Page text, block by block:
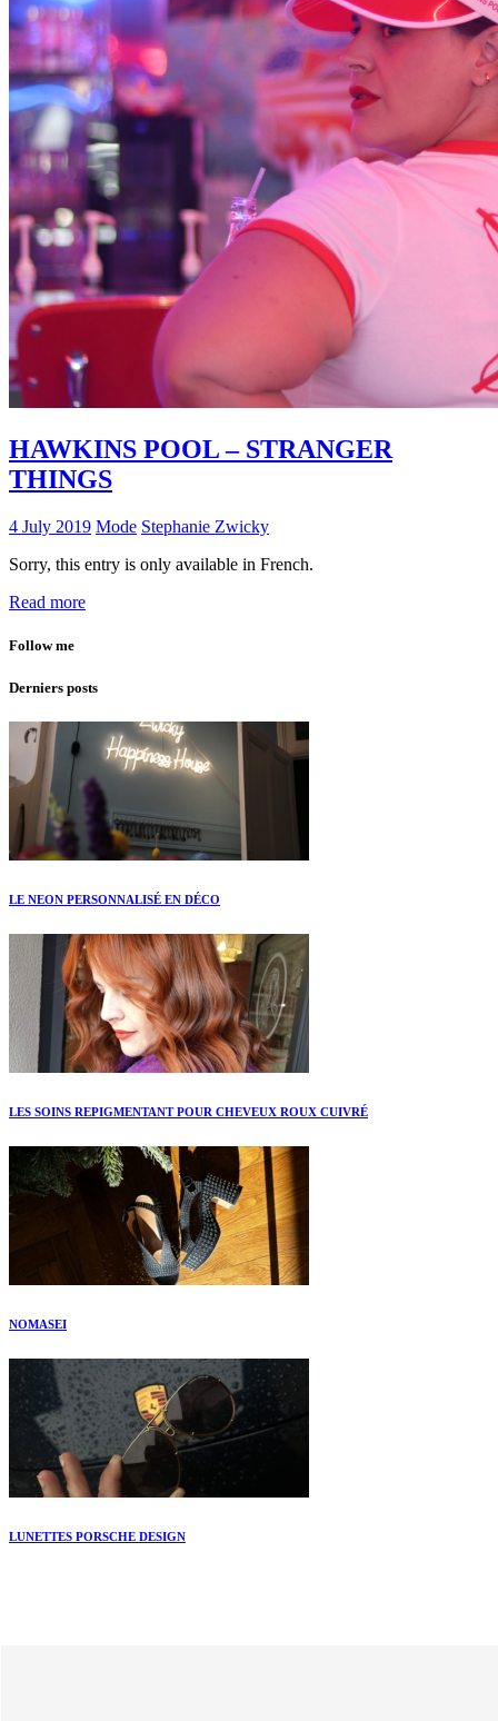
HAWKINS POOL – STRANGER
THINGS
4 July 2019 Mode Stephanie Zwicky
Sorry, this entry is only available in French.
Read more
Follow me
Derniers posts
LE NEON PERSONNALISÉ EN DÉCO
LES SOINS REPIGMENTANT POUR CHEVEUX ROUX CUIVRÉ
NOMASEI
LUNETTES PORSCHE DESIGN